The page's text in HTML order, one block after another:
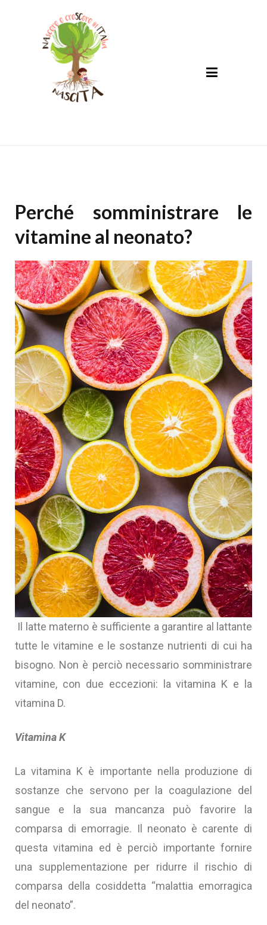
Perché somministrare le
vitamine al neonato?
Il latte materno è sufficiente a garantire al lattante
tutte le vitamine e le sostanze nutrienti di cui ha
bisogno. Non è perciò necessario somministrare
vitamine, con due eccezioni: la vitamina K e la
vitamina D.
Vitamina K
La vitamina K è importante nella produzione di
sostanze che servono per la coagulazione del
sangue e la sua mancanza può favorire la
comparsa di emorragie. Il neonato è carente di
questa vitamina ed è perciò importante fornire
una supplementazione per ridurre il rischio di
comparsa della cosiddetta “malattia emorragica
del neonato”.